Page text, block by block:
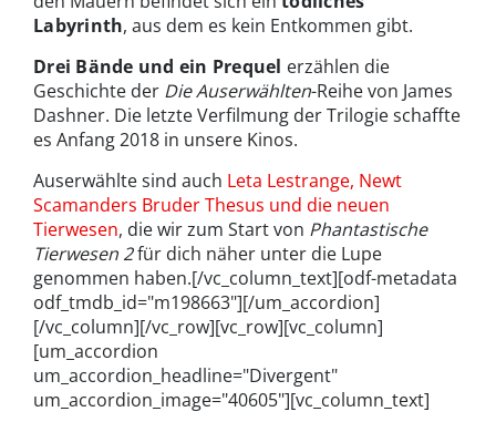
Labyrinth, aus dem es kein Entkommen gibt.
Drei Bände und ein Prequel erzählen die
Geschichte der Die Auserwählten-Reihe von James
Dashner. Die letzte Verfilmung der Trilogie schaffte
es Anfang 2018 in unsere Kinos.
Auserwählte sind auch Leta Lestrange, Newt
Scamanders Bruder Thesus und die neuen
Tierwesen, die wir zum Start von Phantastische
Tierwesen 2für dich näher unter die Lupe
genommen haben.[/vc_column_text][odf-metadata
odf_tmdb_id="m198663"][/um_accordion]
[/vc_column][/vc_row][vc_row][vc_column]
[um_accordion
um_accordion_headline="Divergent"
um_accordion_image="40605"][vc_column_text]